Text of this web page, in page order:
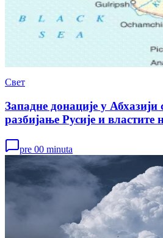
Свет
Западне донације у Абхазији
разбијање Русије и властите
pre 00 minuta